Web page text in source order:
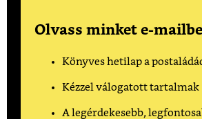
Olvass minket e-
Könyves hetilap a
Kézzel válogatott tartalmak
A legérdekesebb,